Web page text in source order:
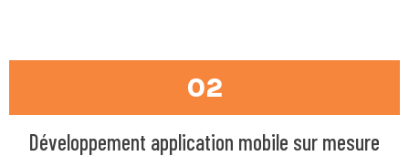
02
Développement application mobile sur mesure